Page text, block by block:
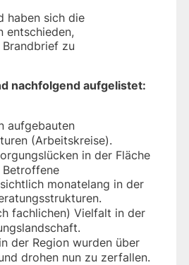
haben sich die
entschieden,
zu
nachfolgend aufgelistet:
aufgebauten
(Arbeitskreise).
in der Fläche
monatelang in der
fachlichen) Vielfalt in der
der Region wurden über
drohen nun zu zerfallen.